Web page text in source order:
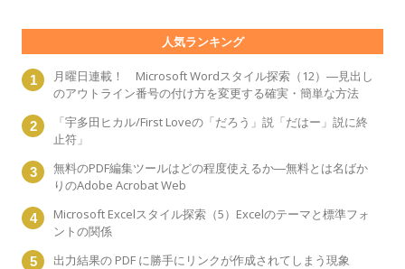
人気ランキング
月曜日連載！ Microsoft Wordスタイル探索（12）―見出し
のアウトライン番号の付け方を変更する確実・簡単な方法
「宇多田ヒカル/First Loveの「だろう」説「だはー」説に終
止符」
無料のPDF編集ツールはどの程度使えるか―無料とは名ばか
りのAdobe Acrobat Web
Microsoft Excelスタイル探索（5）Excelのテーマと標準フォ
ントの関係
出力結果の PDF に勝手にリンクが作成されてしまう現象